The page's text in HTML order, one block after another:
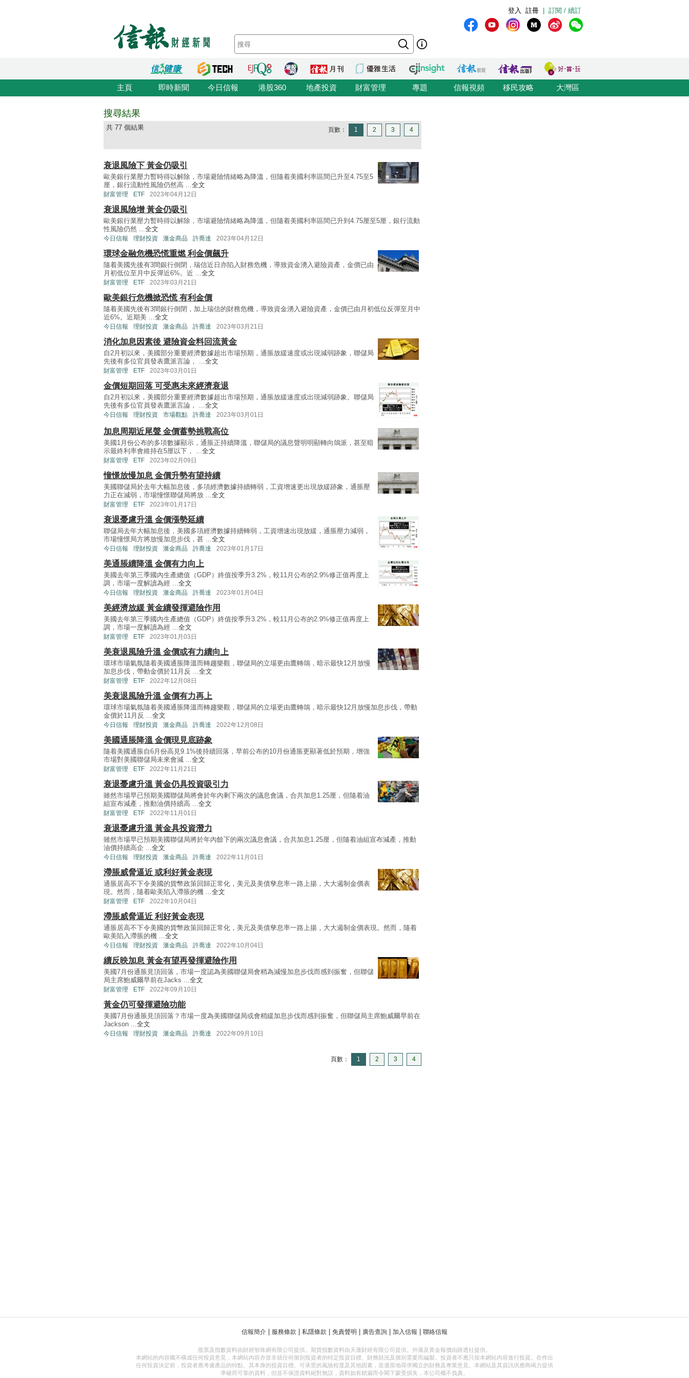
訂閱 / 續訂
註冊
登入
主頁 即時新聞 今日信報 港股360 地產投資 財富管理 專題 信報視頻 移民攻略 大灣區
搜尋結果
共 77 個結果 頁數： 1 2 3 4
衰退風險下 黃金仍吸引
歐美銀行業壓力暫時得以解除，市場避險情緒略為降溫，但隨着美國利率區間已升至4.75至5
厘，銀行流動性風險仍然高 ...全文
財富管理 ETF 2023年04月12日
衰退風險增 黃金仍吸引
歐美銀行業壓力暫時得以解除，市場避險情緒略為降溫，但隨着美國利率區間已升到4.75厘至5厘，銀行流動
性風險仍然 ...全文
今日信報 理財投資 滙金商品 許喬達 2023年04月12日
環球金融危機恐慌重燃 利金價飆升
隨着美國先後有3間銀行倒閉，瑞信近日亦陷入財務危機，導致資金湧入避險資產，金價已由
月初低位至月中反彈近6%。近 ...全文
財富管理 ETF 2023年03月21日
歐美銀行危機掀恐慌 有利金價
隨着美國先後有3間銀行倒閉，加上瑞信的財務危機，導致資金湧入避險資產，金價已由月初低位反彈至月中
近6%。近期美 ...全文
今日信報 理財投資 滙金商品 許喬達 2023年03月21日
消化加息因素後 避險資金料回流黃金
自2月初以來，美國部分重要經濟數據超出市場預期，通脹放緩速度或出現減弱跡象，聯儲局
先後有多位官員發表鷹派言論， ...全文
財富管理 ETF 2023年03月01日
金價短期回落 可受惠未來經濟衰退
自2月初以來，美國部分重要經濟數據超出市場預期，通脹放緩速度或出現減弱跡象。聯儲局
先後有多位官員發表鷹派言論， ...全文
今日信報 理財投資 市場觀點 許喬達 2023年03月01日
加息周期近尾聲 金價蓄勢挑戰高位
美國1月份公布的多項數據顯示，通脹正持續降溫，聯儲局的議息聲明明顯轉向鴿派，甚至暗
示最終利率會維持在5厘以下， ...全文
財富管理 ETF 2023年02月09日
憧憬放慢加息 金價升勢有望持續
美國聯儲局於去年大幅加息後，多項經濟數據持續轉弱，工資增速更出現放緩跡象，通脹壓
力正在減弱，市場憧憬聯儲局將放 ...全文
財富管理 ETF 2023年01月17日
衰退憂慮升溫 金價漲勢延續
聯儲局去年大幅加息後，美國多項經濟數據持續轉弱，工資增速出現放緩，通脹壓力減弱，
市場憧憬局方將放慢加息步伐，甚 ...全文
今日信報 理財投資 滙金商品 許喬達 2023年01月17日
美通脹續降溫 金價有力向上
美國去年第三季國內生產總值（GDP）終值按季升3.2%，較11月公布的2.9%修正值再度上
調，市場一度解讀為經 ...全文
今日信報 理財投資 滙金商品 許喬達 2023年01月04日
美經濟放緩 黃金續發揮避險作用
美國去年第三季國內生產總值（GDP）終值按季升3.2%，較11月公布的2.9%修正值再度上
調，市場一度解讀為經 ...全文
財富管理 ETF 2023年01月03日
美衰退風險升溫 金價或有力續向上
環球市場氣氛隨着美國通脹降溫而轉趨樂觀，聯儲局的立場更由鷹轉鴿，暗示最快12月放慢
加息步伐，帶動金價於11月反 ...全文
財富管理 ETF 2022年12月08日
美衰退風險升溫 金價有力再上
環球市場氣氛隨着美國通脹降溫而轉趨樂觀，聯儲局的立場更由鷹轉鴿，暗示最快12月放慢加息步伐，帶動
金價於11月反 ...全文
今日信報 理財投資 滙金商品 許喬達 2022年12月08日
美國通脹降溫 金價現見底跡象
隨着美國通脹自6月份高見9.1%後持續回落，早前公布的10月份通脹更顯著低於預期，增強
市場對美國聯儲局未來會減 ...全文
財富管理 ETF 2022年11月21日
衰退憂慮升溫 黃金仍具投資吸引力
雖然市場早已預期美國聯儲局將會於年內剩下兩次的議息會議，合共加息1.25厘，但隨着油
組宣布減產，推動油價持續高 ...全文
財富管理 ETF 2022年11月01日
衰退憂慮升溫 黃金具投資潛力
雖然市場早已預期美國聯儲局將於年內餘下的兩次議息會議，合共加息1.25厘，但隨着油組宣布減產，推動
油價持續高企 ...全文
今日信報 理財投資 滙金商品 許喬達 2022年11月01日
滯脹威脅逼近 或利好黃金表現
通脹居高不下令美國的貨幣政策回歸正常化，美元及美債孳息率一路上揚，大大遏制金價表
現。然而，隨着歐美陷入滯脹的機 ...全文
財富管理 ETF 2022年10月04日
滯脹威脅逼近 利好黃金表現
通脹居高不下令美國的貨幣政策回歸正常化，美元及美債孳息率一路上揚，大大遏制金價表現。然而，隨着
歐美陷入滯脹的機 ...全文
今日信報 理財投資 滙金商品 許喬達 2022年10月04日
續反映加息 黃金有望再發揮避險作用
美國7月份通脹見頂回落，市場一度認為美國聯儲局會稍為減慢加息步伐而感到振奮，但聯儲
局主席鮑威爾早前在Jacks ...全文
財富管理 ETF 2022年09月10日
黃金仍可發揮避險功能
美國7月份通脹見頂回落？市場一度為美國聯儲局或會稍緩加息步伐而感到振奮，但聯儲局主席鮑威爾早前在
Jackson ...全文
今日信報 理財投資 滙金商品 許喬達 2022年09月10日
頁數： 1 2 3 4
信報簡介 服務條款 私隱條款 免責聲明 廣告查詢 加入信報 聯絡信報
股票及指數資料由財經智珠網有限公司提供。期貨指數資料由天滙財經有限公司提供。外滙及黃金報價由路透社提供。
本網站的內容概不構成任何投資意見，本網站內容亦並非就任何個別投資者的特定投資目標、財務狀況及個別需要而編製。投資者不應只按本網站內容進行投資。在作出
任何投資決定前，投資者應考慮產品的特點、其本身的投資目標、可承受的風險程度及其他因素，並適當地尋求獨立的財務及專業意見。本網站及其資訊供應商竭力提供
準確而可靠的資料，但並不保證資料絕對無誤，資料如有錯漏而令閣下蒙受損失，本公司概不負責。